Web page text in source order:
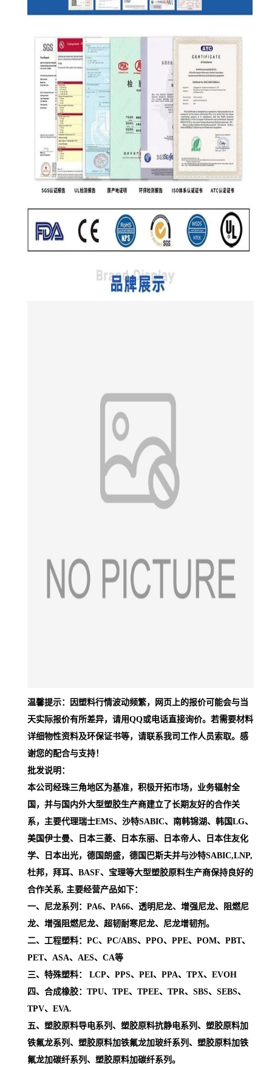
温馨提示：因塑料行情波动频繁，网页上的报价可能会与当
天实际报价有所差异，请用QQ或电话直接询价。若需要材料
详细物性资料及环保证书等，请联系我司工作人员索取。感
谢您的配合与支持！
批发说明：
本公司经珠三角地区为基准，积极开拓市场，业务辐射全
国，并与国内外大型塑胶生产商建立了长期友好的合作关
系，主要代理瑞士EMS、沙特SABIC、南韩锦湖、韩国LG、
美国伊士曼、日本三菱、日本东丽、日本帝人、日本住友化
学、日本出光，德国朗盛，德国巴斯夫并与沙特SABIC,LNP,
杜邦，拜耳、BASF、宝理等大型塑胶原料生产商保持良好的
合作关系, 主要经营产品如下：
一、尼龙系列：PA6、PA66、透明尼龙、增强尼龙、阻燃尼
龙、增强阻燃尼龙、超韧耐寒尼龙、尼龙增韧剂。
二、工程塑料：PC、PC/ABS、PPO、PPE、POM、PBT、
PET、ASA、AES、CA等
三、特殊塑料： LCP、PPS、PEI、PPA、TPX、EVOH
四、合成橡胶：TPU、TPE、TPEE、TPR、SBS、SEBS、
TPV、EVA.
五、塑胶原料导电系列、塑胶原料抗静电系列、塑胶原料加
铁氟龙系列、塑胶原料加铁氟龙加玻纤系列、塑胶原料加铁
氟龙加碳纤系列、塑胶原料加碳纤系列。